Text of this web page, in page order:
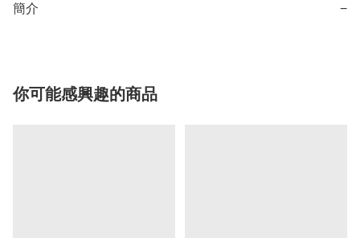
簡介 −
你可能感興趣的商品